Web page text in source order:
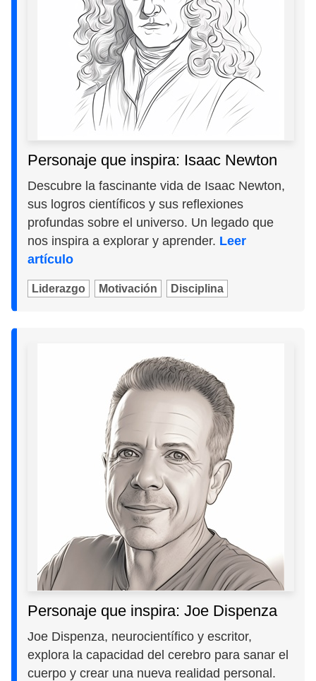
Personaje que inspira: Isaac Newton
Descubre la fascinante vida de Isaac Newton,
sus logros científicos y sus reflexiones
profundas sobre el universo. Un legado que
nos inspira a explorar y aprender. Leer
artículo
Liderazgo Motivación Disciplina
Personaje que inspira: Joe Dispenza
Joe Dispenza, neurocientífico y escritor,
explora la capacidad del cerebro para sanar el
cuerpo y crear una nueva realidad personal.